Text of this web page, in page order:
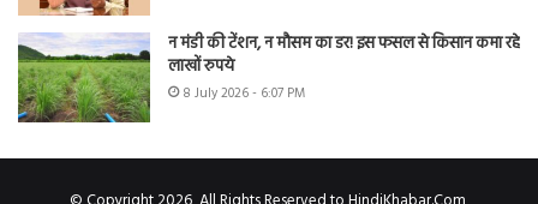
न मंडी की टेंशन, न मौसम का डर! इस फसल से किसान कमा रहे
लाखों रुपये
8 July 2026 - 6:07 PM